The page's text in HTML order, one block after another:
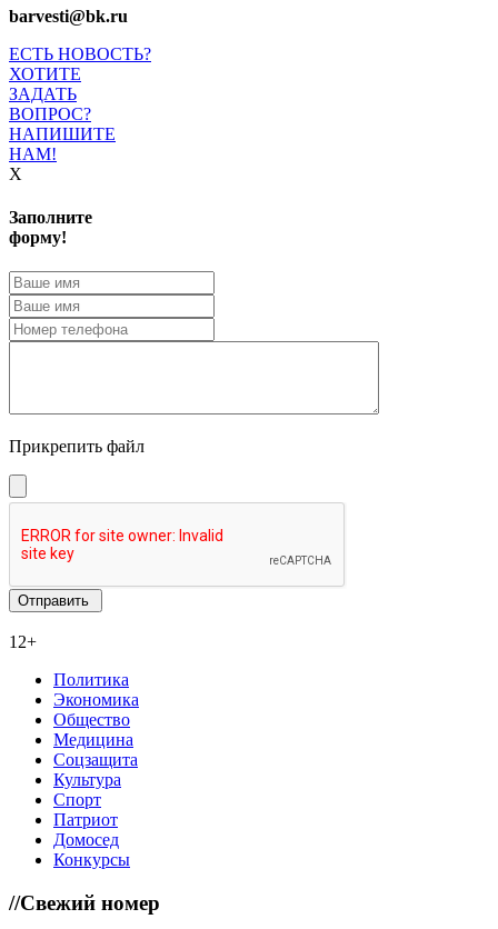
barvesti@bk.ru
ЕСТЬ НОВОСТЬ?
ХОТИТЕ
ЗАДАТЬ
ВОПРОС?
НАПИШИТЕ
НАМ!
X
Заполните
форму!
Прикрепить файл
12+
Политика
Экономика
Общество
Медицина
Соцзащита
Культура
Спорт
Патриот
Домосед
Конкурсы
//Свежий номер